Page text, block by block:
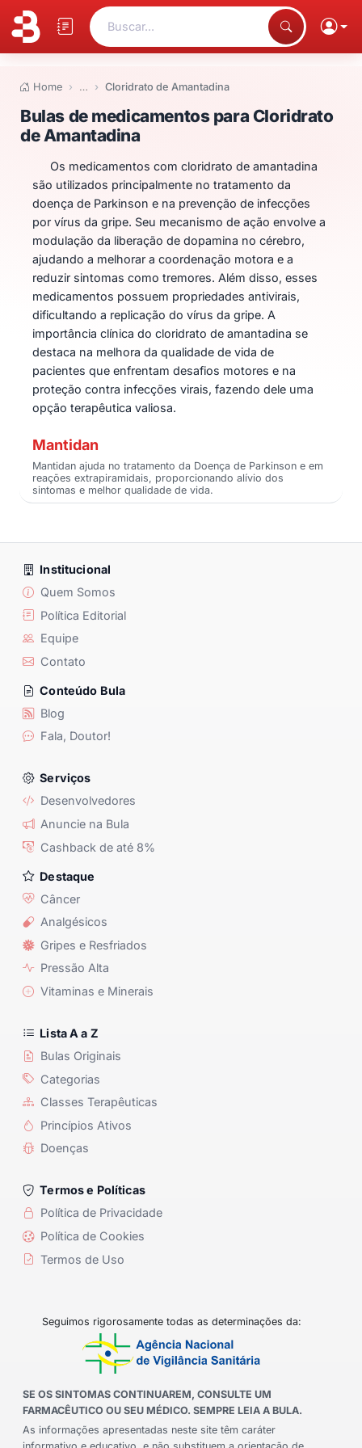
Buscar...
Home … Cloridrato de Amantadina
Bulas de medicamentos para
Bulas de medicamentos para Cloridrato
de Amantadina
Os medicamentos com cloridrato de amantadina
são utilizados principalmente no tratamento da
doença de Parkinson e na prevenção de infecções
por vírus da gripe. Seu mecanismo de ação envolve a
modulação da liberação de dopamina no cérebro,
ajudando a melhorar a coordenação motora e a
reduzir sintomas como tremores. Além disso, esses
medicamentos possuem propriedades antivirais,
dificultando a replicação do vírus da gripe. A
importância clínica do cloridrato de amantadina se
destaca na melhora da qualidade de vida de
pacientes que enfrentam desafios motores e na
proteção contra infecções virais, fazendo dele uma
opção terapêutica valiosa.
Mantidan
Mantidan ajuda no tratamento da Doença de Parkinson e em
reações extrapiramidais, proporcionando alívio dos
sintomas e melhor qualidade de vida.
Institucional
Quem Somos
Política Editorial
Equipe
Contato
Conteúdo Bula
Blog
Fala, Doutor!
Serviços
Desenvolvedores
Anuncie na Bula
Cashback de até 8%
Destaque
Câncer
Analgésicos
Gripes e Resfriados
Pressão Alta
Vitaminas e Minerais
Lista A a Z
Bulas Originais
Categorias
Classes Terapêuticas
Princípios Ativos
Doenças
Termos e Políticas
Política de Privacidade
Política de Cookies
Termos de Uso
Seguimos rigorosamente todas as determinações da:
SE OS SINTOMAS CONTINUAREM, CONSULTE UM
FARMACÊUTICO OU SEU MÉDICO. SEMPRE LEIA A BULA.
As informações apresentadas neste site têm caráter
informativo e educativo, e não substituem a orientação de